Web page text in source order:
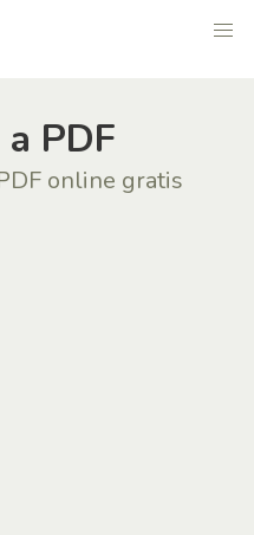
PDF
online gratis